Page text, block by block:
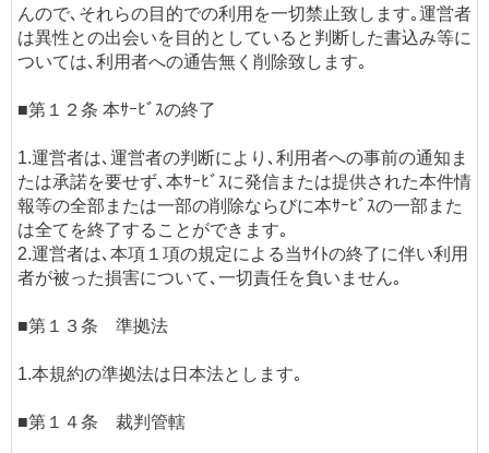
んので､それらの目的での利用を一切禁止致します｡運営者
は異性との出会いを目的としていると判断した書込み等に
ついては､利用者への通告無く削除致します｡
■第１２条 本ｻｰﾋﾞｽの終了
1.運営者は､運営者の判断により､利用者への事前の通知ま
たは承諾を要せず､本ｻｰﾋﾞｽに発信または提供された本件情
報等の全部または一部の削除ならびに本ｻｰﾋﾞｽの一部また
は全てを終了することができます｡
2.運営者は､本項１項の規定による当ｻｲﾄの終了に伴い利用
者が被った損害について､一切責任を負いません｡
■第１３条 準拠法
1.本規約の準拠法は日本法とします｡
■第１４条 裁判管轄